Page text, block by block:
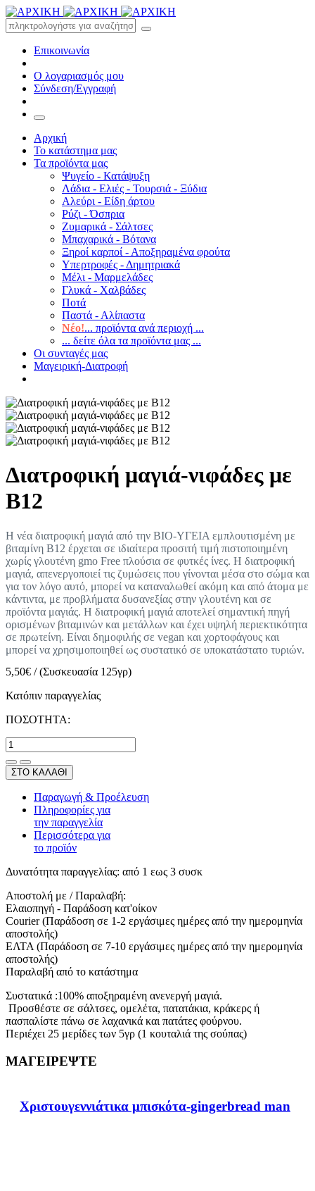
Επικοινωνία
Ο λογαριασμός μου
Σύνδεση/Εγγραφή
Αρχική
Το κατάστημα μας
Τα προϊόντα μας
Ψυγείο - Κατάψυξη
Λάδια - Ελιές - Τουρσιά - Ξύδια
Αλεύρι - Είδη άρτου
Ρύζι - Όσπρια
Ζυμαρικά - Σάλτσες
Μπαχαρικά - Βότανα
Ξηροί καρποί - Αποξηραμένα φρούτα
Υπερτροφές - Δημητριακά
Μέλι - Μαρμελάδες
Γλυκά - Χαλβάδες
Ποτά
Παστά - Αλίπαστα
Νέο!... προϊόντα ανά περιοχή ...
... δείτε όλα τα προϊόντα μας ...
Οι συνταγές μας
Μαγειρική-Διατροφή
Διατροφική μαγιά-νιφάδες με
Β12
Η νέα διατροφική μαγιά από την ΒΙΟ-ΥΓΕΙΑ εμπλουτισμένη με
βιταμίνη Β12 έρχεται σε ιδιαίτερα προσιτή τιμή πιστοποιημένη
χωρίς γλουτένη gmo Free πλούσια σε φυτκές ίνες. Η διατροφική
μαγιά, απενεργοποιεί τις ζυμώσεις που γίνονται μέσα στο σώμα και
για τον λόγο αυτό, μπορεί να καταναλωθεί ακόμη και από άτομα με
κάντιντα, με προβλήματα δυσανεξίας στην γλουτένη και σε
προϊόντα μαγιάς. Η διατροφική μαγιά αποτελεί σημαντική πηγή
ορισμένων βιταμινών και μετάλλων και έχει υψηλή περιεκτικότητα
σε πρωτείνη. Είναι δημοφιλής σε vegan και χορτοφάγους και
μπορεί να χρησιμοποιηθεί ως συστατικό σε υποκατάστατο τυριών.
5,50€ /(Συσκευασία 125γρ)
Κατόπιν παραγγελίας
ΠΟΣΟΤΗΤΑ:
ΣΤΟ ΚΑΛΑΘΙ
Παραγωγή & Προέλευση
Πληροφορίες για
την παραγγελία
Περισσότερα για
το προϊόν
Δυνατότητα παραγγελίας: από 1 εως 3 συσκ
Αποστολή με / Παραλαβή:
Ελαιοπηγή - Παράδοση κατ'οίκον
Courier (Παράδοση σε 1-2 εργάσιμες ημέρες από την ημερομηνία
αποστολής)
ΕΛΤΑ (Παράδοση σε 7-10 εργάσιμες ημέρες από την ημερομηνία
αποστολής)
Παραλαβή από το κατάστημα
Συστατικά :100% αποξηραμένη ανενεργή μαγιά.
Προσθέστε σε σάλτσες, ομελέτα, πατατάκια, κράκερς ή
πασπαλίστε πάνω σε λαχανικά και πατάτες φούρνου.
Περιέχει 25 μερίδες των 5γρ (1 κουταλιά της σούπας)
ΜΑΓΕΙΡΕΨΤΕ
Χριστουγεννιάτικα μπισκότα-gingerbread man